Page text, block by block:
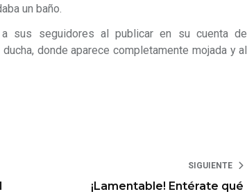
un baño.
a sus seguidores al publicar en su cuenta de
donde aparece completamente mojada y al
SIGUIENTE
¡Lamentable! Entérate qué